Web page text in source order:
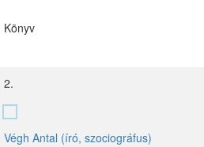
Könyv
2.
Végh Antal (író, szociográfus)